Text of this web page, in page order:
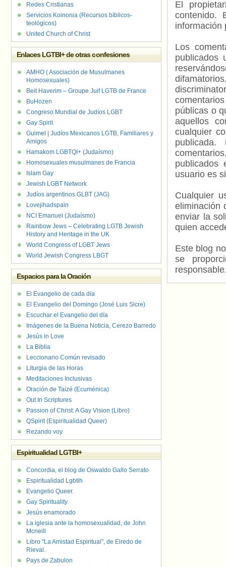
El
contenido.
información
Los
publicados
públicas o
aquellos
cualquier
usuario es
Cualquier
eliminación
enviar la
quien
Este blog
se
Redes Cristianas
Servicios Koinonia (Recursos bíblicos-
teológicos)
United Church of Christ
Enlaces LGTBI+ de otras confesiones
AMHO ( Asociación de Musulmanes
Homosexuales)
Beit Haverim – Groupe Juif LGTB de France
BuHozen
Congreso Mundial de Judíos LGBT
Gay Spirit
Guimel | Judíos Mexicanos LGTB, Familiares y
Amigos
Hamakom LGBTQI+ (Judaísmo)
Homosexuales musulmanes de Francia
Islam Gay
Jewish LGBT Network
Judíos argentinos GLBT (JAG)
Lovejihadspain
NCI Emanuel (Judaísmo)
Rainbow Jews – Celebrating LGTB Jewish
History and Heritage in the UK
World Congress of LGBT Jews
World Jewish Congress LBGT
Espacios para la Oración
El Evangelio de cada día
El Evangelio del Domingo (José Luis Sicre)
Escuchar el Evangelio del día
Imágenes de la Buena Noticia, Cerezo Barredo
Jesús in Love
La Biblia
Leccionario Común revisado
Liturgia de las Horas
Meditaciones Inclusivas
Oración de Taizé (Ecuménica)
Out In Scriptures
Passion of Christ: A Gay Vision (Libro)
QSpirit (Espiritualidad Queer)
Rezando voy
Espiritualidad LGTBI+
Concordia, el blog de Oswaldo Gallo Serrato
Espiritualidad Lgbtih
Evangelio Queer.
Gay Spirituality
Jesús enamorado
La iglesia ante la homosexualidad, de John
Mcneill
Libro "La Amistad Espiritual", de Elredo de
Rieval.
Pays de Zabulon